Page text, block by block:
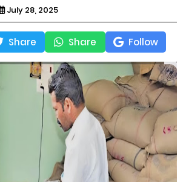
July 28, 2025
Share Share Follow